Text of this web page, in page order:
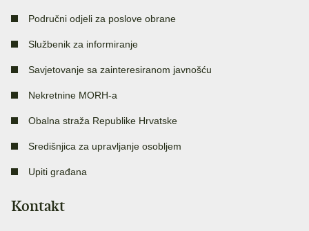
Područni odjeli za poslove obrane
Službenik za informiranje
Savjetovanje sa zainteresiranom javnošću
Nekretnine MORH-a
Obalna straža Republike Hrvatske
Središnjica za upravljanje osobljem
Upiti građana
Kontakt